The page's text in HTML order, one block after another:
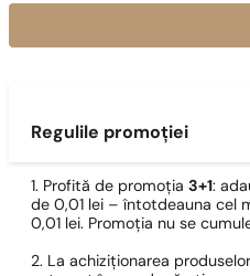
Regulile promoției
1. Profită de promoția 3+1:
de 0,01 lei – întotdeauna cel
0,01 lei. Promoția nu se
2. La achiziționarea